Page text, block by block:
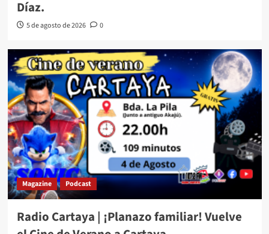
Díaz.
5 de agosto de 2026 0
Magazine Podcast
Radio Cartaya | ¡Planazo familiar! Vuelve